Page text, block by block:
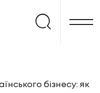
бізнесу: як